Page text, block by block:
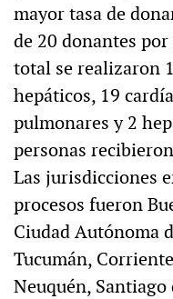
mayor tasa de
de 20 donantes
total se realizaron
hepáticos, 19
pulmonares y 2
personas
Las jurisdicciones
procesos fueron
Ciudad Autónoma
Tucumán,
Neuquén, Santiago